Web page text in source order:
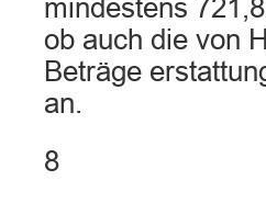
mindestens
ob auch die von
Beträge
an.
8